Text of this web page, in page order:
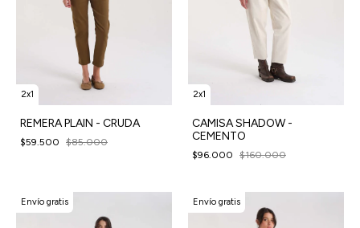
2x1
REMERA PLAIN - CRUDA
$59.500 $85.000
2x1
CAMISA SHADOW -
CEMENTO
$96.000 $160.000
Envío gratis Envío gratis